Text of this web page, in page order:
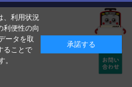
、利用状況
利便性の向
ータを取
ることで
承諾する